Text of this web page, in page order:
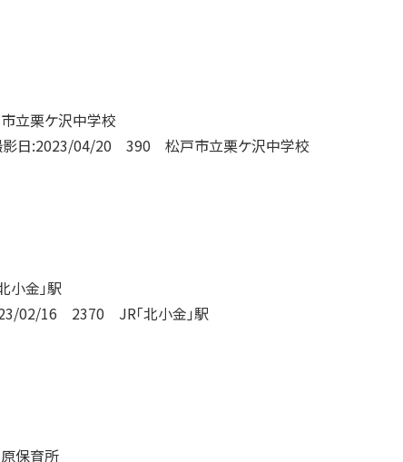
影日:2023/04/20 390 松戸市立栗ケ沢中学校
02/16 2370 JR「北小金」駅